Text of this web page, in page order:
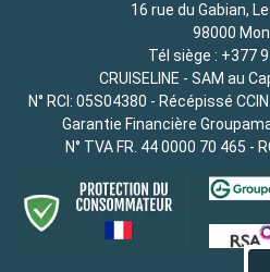
16 rue du Gabian,
98000
Tél siège : +377
CRUISELINE - SAM au
N° RCI: 05S04380 - Récépissé
Garantie Financière
N° TVA FR. 44 0000 70 465 -